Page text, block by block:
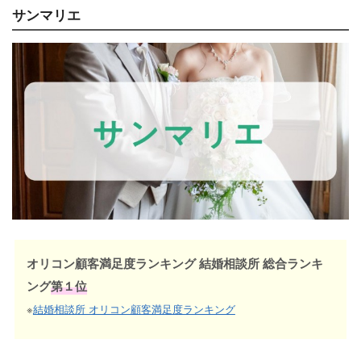
サンマリエ
オリコン顧客満足度ランキング 結婚相談所 総合ランキ
ング第１位
※結婚相談所 オリコン顧客満足度ランキング